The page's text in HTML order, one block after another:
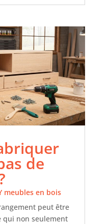
de
meubles en bois
peut être
qui non seulement